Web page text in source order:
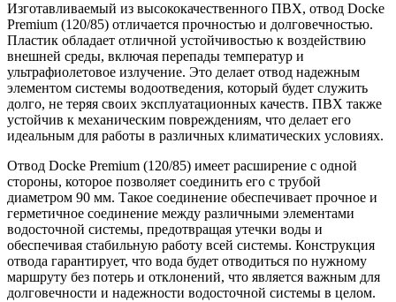
Изготавливаемый из высококачественного ПВХ, отвод Docke
Premium (120/85) отличается прочностью и долговечностью.
Пластик обладает отличной устойчивостью к воздействию
внешней среды, включая перепады температур и
ультрафиолетовое излучение. Это делает отвод надежным
элементом системы водоотведения, который будет служить
долго, не теряя своих эксплуатационных качеств. ПВХ также
устойчив к механическим повреждениям, что делает его
идеальным для работы в различных климатических условиях.
Отвод Docke Premium (120/85) имеет расширение с одной
стороны, которое позволяет соединить его с трубой
диаметром 90 мм. Такое соединение обеспечивает прочное и
герметичное соединение между различными элементами
водосточной системы, предотвращая утечки воды и
обеспечивая стабильную работу всей системы. Конструкция
отвода гарантирует, что вода будет отводиться по нужному
маршруту без потерь и отклонений, что является важным для
долговечности и надежности водосточной системы в целом.